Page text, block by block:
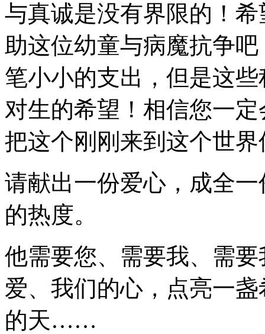
与真诚是没有界限的！
助这位幼童与病魔抗争
笔小小的支出，但是这
对生的希望！相信您一
把这个刚刚来到这个世
请献出一份爱心，成全
的热度。
他需要您、需要我、需
爱、我们的心，点亮一
的天……